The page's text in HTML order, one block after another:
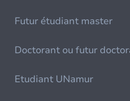
Futur étudiant master
Doctorant ou futur
Etudiant UNamur